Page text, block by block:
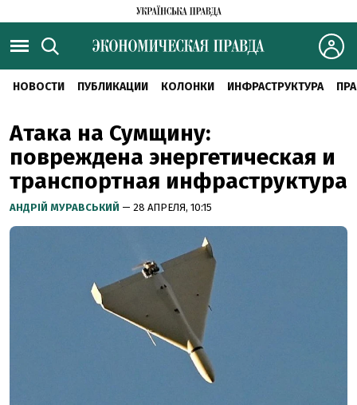
НОВОСТИ ПУБЛИКАЦИИ КОЛОНКИ ИНФРАСТРУКТУРА
Атака на Сумщину:
повреждена энергетическая и
транспортная инфраструктура
АНДРІЙ МУРАВСЬКИЙ — 28 АПРЕЛЯ, 10:15